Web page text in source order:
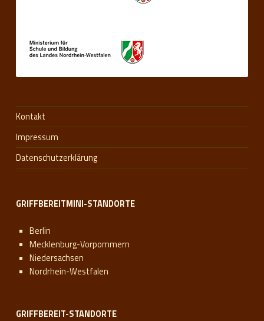
Kontakt
Impressum
Datenschutzerklärung
GRIFFBEREITMINI-STANDORTE
Berlin
Mecklenburg-Vorpommern
Niedersachsen
Nordrhein-Westfalen
GRIFFBEREIT-STANDORTE